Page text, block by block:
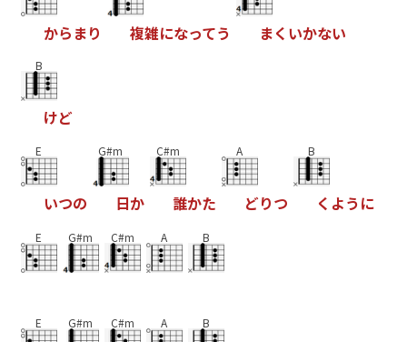
から まり 複雑になってう まく いかない
B
けど
E
いつの
G#m
日か
C#m
誰かた
A
どりつ
B
く よう に
E G#m C#m A B
E G#m C#m A B